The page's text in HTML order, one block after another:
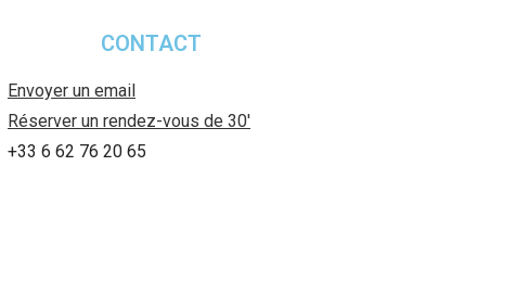
CONTACT
Envoyer un email
Réserver un rendez-vous de 30′
+33 6 62 76 20 65